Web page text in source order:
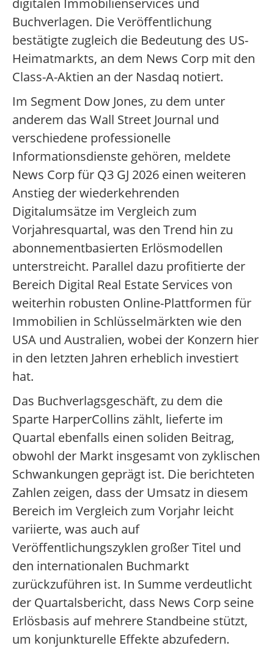
digitalen Immobilienservices und
Buchverlagen. Die Veröffentlichung
bestätigte zugleich die Bedeutung des US-
Heimatmarkts, an dem News Corp mit den
Class-A-Aktien an der Nasdaq notiert.
Im Segment Dow Jones, zu dem unter
anderem das Wall Street Journal und
verschiedene professionelle
Informationsdienste gehören, meldete
News Corp für Q3 GJ 2026 einen weiteren
Anstieg der wiederkehrenden
Digitalumsätze im Vergleich zum
Vorjahresquartal, was den Trend hin zu
abonnementbasierten Erlösmodellen
unterstreicht. Parallel dazu profitierte der
Bereich Digital Real Estate Services von
weiterhin robusten Online-Plattformen für
Immobilien in Schlüsselmärkten wie den
USA und Australien, wobei der Konzern hier
in den letzten Jahren erheblich investiert
hat.
Das Buchverlagsgeschäft, zu dem die
Sparte HarperCollins zählt, lieferte im
Quartal ebenfalls einen soliden Beitrag,
obwohl der Markt insgesamt von zyklischen
Schwankungen geprägt ist. Die berichteten
Zahlen zeigen, dass der Umsatz in diesem
Bereich im Vergleich zum Vorjahr leicht
variierte, was auch auf
Veröffentlichungszyklen großer Titel und
den internationalen Buchmarkt
zurückzuführen ist. In Summe verdeutlicht
der Quartalsbericht, dass News Corp seine
Erlösbasis auf mehrere Standbeine stützt,
um konjunkturelle Effekte abzufedern.